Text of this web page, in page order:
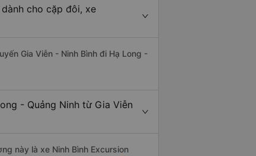
cho cặp đôi, xe
Gia Viễn - Ninh Bình đi Hạ Long -
- Quảng Ninh từ Gia Viễn
này là xe Ninh Bình Excursion